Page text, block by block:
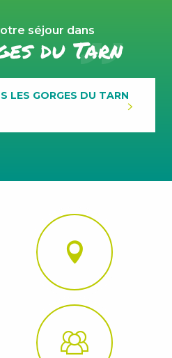
séjour dans
du Tarn
LES GORGES DU TARN